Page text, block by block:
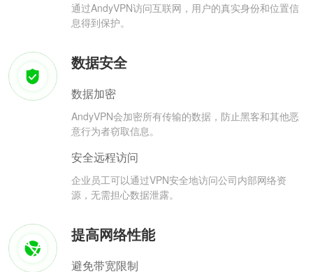
通过AndyVPN访问互联网，用户的真实身份和位置信
息得到保护。
数据安全
数据加密
AndyVPN会加密所有传输的数据，防止黑客和其他恶
意行为者窃取信息。
安全远程访问
企业员工可以通过VPN安全地访问公司内部网络资
源，无需担心数据泄露。
提高网络性能
避免带宽限制